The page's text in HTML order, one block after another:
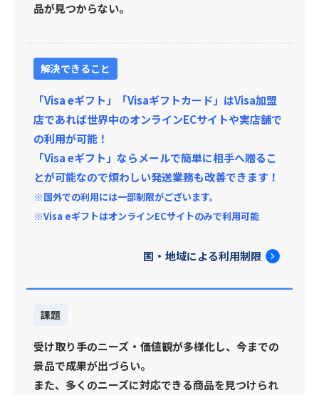
品が見つからない。
解決できること
「Visa eギフト」「Visaギフトカード」はVisa加盟
店であれば世界中のオンラインECサイトや実店舗で
の利用が可能！
「Visa eギフト」ならメールで簡単に相手へ贈るこ
とが可能なので煩わしい発送業務も改善できます！
※国外での利用には一部制限がございます。
※Visa eギフトはオンラインECサイトのみで利用可能
国・地域による利用制限
課題
受け取り手のニーズ・価値観が多様化し、今までの
景品で成果が出づらい。
また、多くのニーズに対応できる商品を見つけられ